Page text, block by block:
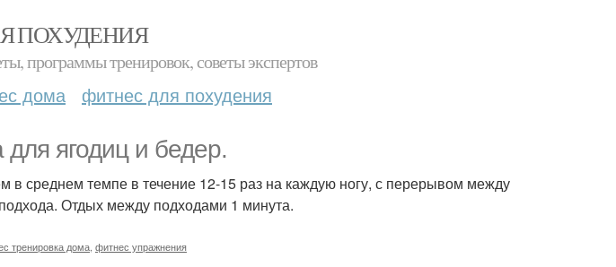
ПОХУДЕНИЯ
программы тренировок, советы экспертов
дома фитнес для похудения
для ягодиц и бедер.
среднем темпе в течение 12-15 раз на каждую ногу, с перерывом между
Отдых между подходами 1 минута.
тренировка дома фитнес упражнения